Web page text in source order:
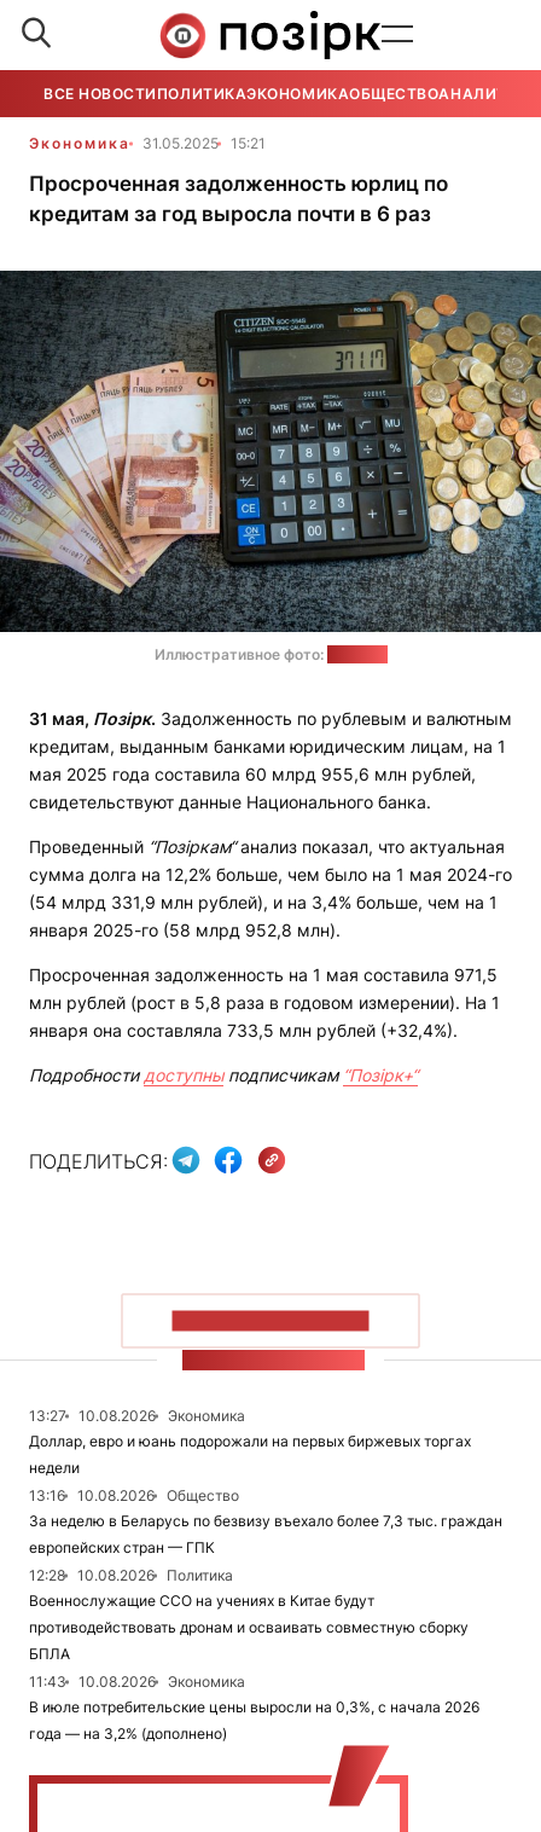
ВСЕ НОВОСТИ ПОЛИТИКАЭКОНОМИКАОБЩЕСТВОАНАЛИТИКА
Экономика 31.05.2025 15:21
Просроченная задолженность юрлиц по
кредитам за год выросла почти в 6 раз
Иллюстративное фото:
31 мая, Позірк. Задолженность по рублевым и валютным
кредитам, выданным банками юридическим лицам, на 1
мая 2025 года составила 60 млрд 955,6 млн рублей,
свидетельствуют данные Национального банка.
Проведенный “Позіркам“анализ показал, что актуальная
сумма долга на 12,2% больше, чем было на 1 мая 2024-го
(54 млрд 331,9 млн рублей), и на 3,4% больше, чем на 1
января 2025-го (58 млрд 952,8 млн).
Просроченная задолженность на 1 мая составила 971,5
млн рублей (рост в 5,8 раза в годовом измерении). На 1
января она составляла 733,5 млн рублей (+32,4%).
Подробности доступныподписчикам “Позірк+“
ПОДЕЛИТЬСЯ:
13:27 10.08.2026
Экономика
Доллар, евро и юань подорожали на первых биржевых торгах
недели
13:16
10.08.2026
Общество
За неделю в Беларусь по безвизу въехало более 7,3 тыс. граждан
европейских стран — ГПК
12:28
10.08.2026
Политика
Военнослужащие ССО на учениях в Китае будут
противодействовать дронам и осваивать совместную сборку
БПЛА
11:43
10.08.2026
Экономика
В июле потребительские цены выросли на 0,3%, с начала 2026
года — на 3,2% (дополнено)